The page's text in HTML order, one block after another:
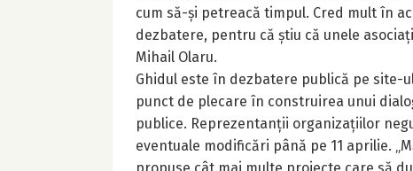
cum să-și petreacă timpul. Cred mult în
dezbatere, pentru că știu că unele
Mihail Olaru.
Ghidul este în dezbatere publică pe site-
punct de plecare în construirea unui
publice. Reprezentanții organizațiilor
eventuale modificări până pe 11 aprilie.